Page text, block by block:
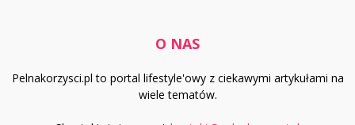
O NAS
Pelnakorzysci.pl to portal lifestyle'owy z ciekawymi artykułami na
wiele tematów.